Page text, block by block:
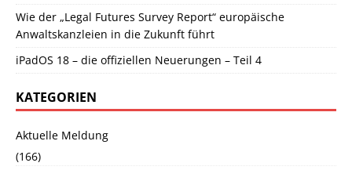
Wie der „Legal Futures Survey Report“ europäische
Anwaltskanzleien in die Zukunft führt
iPadOS 18 – die offiziellen Neuerungen – Teil 4
KATEGORIEN
Aktuelle Meldung
(166)